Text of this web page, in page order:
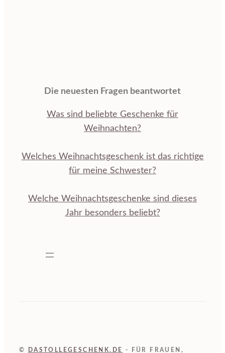
Die neuesten Fragen beantwortet
Was sind beliebte Geschenke für
Weihnachten?
Welches Weihnachtsgeschenk ist das richtige
für meine Schwester?
Welche Weihnachtsgeschenke sind dieses
Jahr besonders beliebt?
© DASTOLLEGESCHENK.DE
- FÜR FRAUEN,